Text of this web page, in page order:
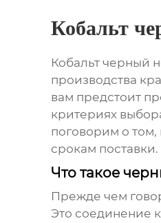
Кобальт
Кобальт черный
производства
вам предстоит
критериях
поговорим о том,
срокам
Что такое
Прежде чем
Это соединение